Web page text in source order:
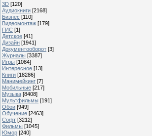
3D [120]
Аудиокниги [2168]
Бизнес [110]
Видеомонтаж [179]
ГИС [1]
Детское [41]
Дизайн [1941]
Документооборот [3]
Журналы [3387]
Игры [1084]
Интересное [13]
Книги [18286]
Манимейкинг [7]
Мобильные [217]
Музыка [8408]
Мультфильмы [191]
Обои [949]
Обучение [2463]
Софт [3212]
Фильмы [1045]
Юмор [240]